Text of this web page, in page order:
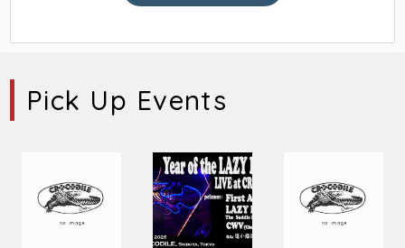
Pick Up Events